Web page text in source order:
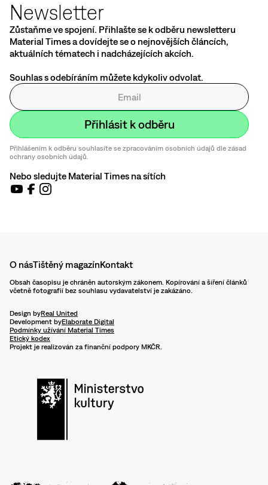
Newsletter
Zůstaňme ve spojení. Přihlašte se k odběru newsletteru
Material Times a dovídejte se o nejnovějších článcích,
aktuálních tématech i nadcházejících akcích.
Souhlas s odebíráním můžete kdykoliv odvolat.
Přihlášením k odběru souhlasíte se zpracováním osobních údajů dle zásad
ochrany osobních údajů.
Nebo sledujte Material Times na sítích
O násTištěný magazínKontakt
Obsah časopisu je chráněn autorským zákonem. Kopírování a šíření článků
včetně fotografií bez souhlasu vydavatelství je zakázáno.
Design byReal United
Development byElaborate Digital
Podmínky užívání Material Times
Etický kodex
Projekt je realizován za finanční podpory MKČR.